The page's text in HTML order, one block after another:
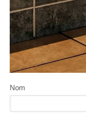
Nom